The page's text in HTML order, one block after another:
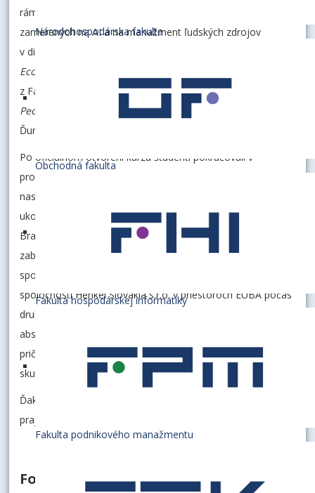
Národohospodárska fakulta
Obchodná fakulta
Fakulta hospodárskej informatiky
Fakulta podnikového manažmentu
rámci sa mohli študenti vzdelávať v dvoch predmetoch
zameraných na AI a na manažment ľudských zdrojov
v digitálnej ére. Predmet
Economists
z Fakulty hospodárskej informatiky a predmetManaging
People in the Digital Erapedagogicky zabezpečila Soňa
Ďurišová z Fakulty podnikového manažmentu.
Po oficiálnom otvorení kurzu študenti pokračovali v
programe prehliadkou univerzity a po uvítacom občerstvení
nasledovala výučba. Prvý deň bol počas oboch týždňov
ukončený prehliadkou historického centra mesta
Bratislava. Počas oboch kurzov bola pre študentov
zabezpečená aj návšteva firmy, a to konkrétne návšteva
spoločnosti ESET s.r.o. počas prvého týždňa a návšteva
spoločnosti Henkel Slovakia s.r.o. v priestoroch EUBA počas
druhého týždňa výučby. V rámci oboch predmetov študenti
absolvovali prednášky, ako aj praktické cvičenia a úlohy,
pričom počas celého týždňa zároveň pracovali na
skupinových zadaniach.
Ďakujeme všetkým študentom za záujem o letnú školu a
prajeme im veľa úspechov v ich ďalšom štúdiu a kariére!
Fotogaléria